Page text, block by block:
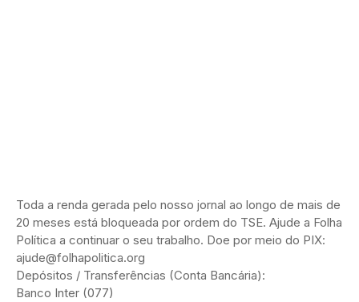
Toda a renda gerada pelo nosso jornal ao longo de mais de
20 meses está bloqueada por ordem do TSE. Ajude a Folha
Política a continuar o seu trabalho. Doe por meio do PIX:
ajude@folhapolitica.org
Depósitos / Transferências (Conta Bancária):
Banco Inter (077)